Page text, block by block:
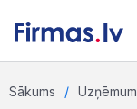
Sākums